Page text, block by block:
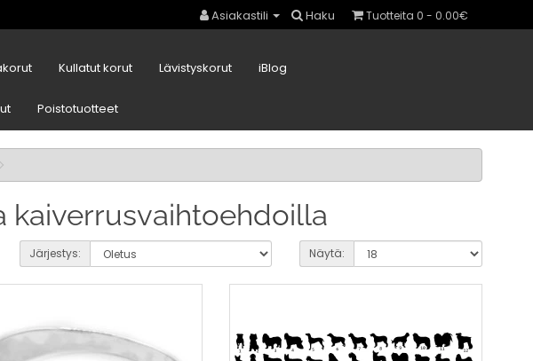
Asiakastili Haku Tuotteita 0 - 0.00€
Kullatut korut Lävistyskorut iBlog
Poistotuotteet
kaiverrusvaihtoehdoilla
Järjestys: Näytä: